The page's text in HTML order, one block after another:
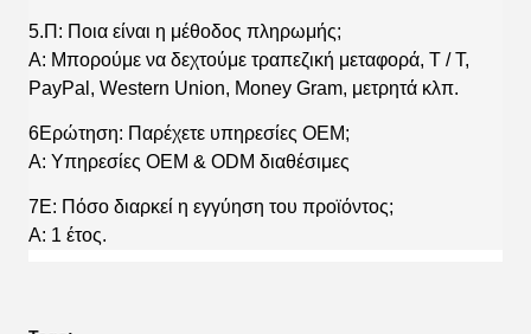
5.Π: Ποια είναι η μέθοδος πληρωμής;
Α: Μπορούμε να δεχτούμε τραπεζική μεταφορά, T / T,
PayPal, Western Union, Money Gram, μετρητά κλπ.
6Ερώτηση: Παρέχετε υπηρεσίες OEM;
Α: Υπηρεσίες OEM & ODM διαθέσιμες
7Ε: Πόσο διαρκεί η εγγύηση του προϊόντος;
Α: 1 έτος.